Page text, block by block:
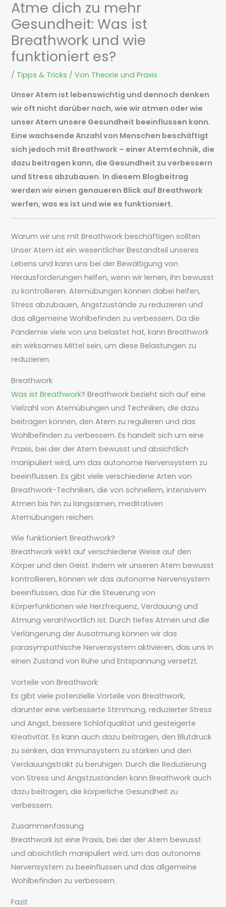
Atme dich zu mehr
Gesundheit: Was ist
Breathwork und wie
funktioniert es?
/ Tipps & Tricks / Von Theorie und Praxis
Unser Atem ist lebenswichtig und dennoch denken
wir oft nicht darüber nach, wie wir atmen oder wie
unser Atem unsere Gesundheit beeinflussen kann.
Eine wachsende Anzahl von Menschen beschäftigt
sich jedoch mit Breathwork – einer Atemtechnik, die
dazu beitragen kann, die Gesundheit zu verbessern
und Stress abzubauen. In diesem Blogbeitrag
werden wir einen genaueren Blick auf Breathwork
werfen, was es ist und wie es funktioniert.
Warum wir uns mit Breathwork beschäftigen sollten
Unser Atem ist ein wesentlicher Bestandteil unseres
Lebens und kann uns bei der Bewältigung von
Herausforderungen helfen, wenn wir lernen, ihn bewusst
zu kontrollieren. Atemübungen können dabei helfen,
Stress abzubauen, Angstzustände zu reduzieren und
das allgemeine Wohlbefinden zu verbessern. Da die
Pandemie viele von uns belastet hat, kann Breathwork
ein wirksames Mittel sein, um diese Belastungen zu
reduzieren.
Breathwork
Was ist Breathwork? Breathwork bezieht sich auf eine
Vielzahl von Atemübungen und Techniken, die dazu
beitragen können, den Atem zu regulieren und das
Wohlbefinden zu verbessern. Es handelt sich um eine
Praxis, bei der der Atem bewusst und absichtlich
manipuliert wird, um das autonome Nervensystem zu
beeinflussen. Es gibt viele verschiedene Arten von
Breathwork-Techniken, die von schnellem, intensivem
Atmen bis hin zu langsamen, meditativen
Atemübungen reichen.
Wie funktioniert Breathwork?
Breathwork wirkt auf verschiedene Weise auf den
Körper und den Geist. Indem wir unseren Atem bewusst
kontrollieren, können wir das autonome Nervensystem
beeinflussen, das für die Steuerung von
Körperfunktionen wie Herzfrequenz, Verdauung und
Atmung verantwortlich ist. Durch tiefes Atmen und die
Verlängerung der Ausatmung können wir das
parasympathische Nervensystem aktivieren, das uns in
einen Zustand von Ruhe und Entspannung versetzt.
Vorteile von Breathwork
Es gibt viele potenzielle Vorteile von Breathwork,
darunter eine verbesserte Stimmung, reduzierter Stress
und Angst, bessere Schlafqualität und gesteigerte
Kreativität. Es kann auch dazu beitragen, den Blutdruck
zu senken, das Immunsystem zu stärken und den
Verdauungstrakt zu beruhigen. Durch die Reduzierung
von Stress und Angstzuständen kann Breathwork auch
dazu beitragen, die körperliche Gesundheit zu
verbessern.
Zusammenfassung
Breathwork ist eine Praxis, bei der der Atem bewusst
und absichtlich manipuliert wird, um das autonome
Nervensystem zu beeinflussen und das allgemeine
Wohlbefinden zu verbessern.
Fazit